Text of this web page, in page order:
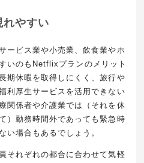
れやすい
ービス業や小売業、飲食業やホ
いのもNetflixプランのメリット
期休暇を取得しにくく、旅行や
利厚生サービスを活用できない
関係者や介護業では（それを休
）勤務時間外であっても緊急時
い場合もあるでしょう。
それぞれの都合に合わせて気軽